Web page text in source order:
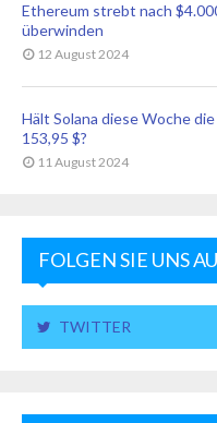
Ethereum strebt nach
überwinden
12 August 2024
Hält Solana diese Woche
153,95 $?
11 August 2024
FOLGEN SIE UNS
TWITTER